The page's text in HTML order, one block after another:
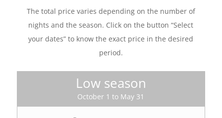
The total price varies depending on the number of
nights and the season. Click on the button “Select
your dates” to know the exact price in the desired
period.
Low season
October 1 to May 31